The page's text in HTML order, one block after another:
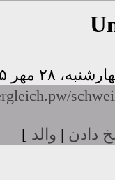
دادن | والد ]